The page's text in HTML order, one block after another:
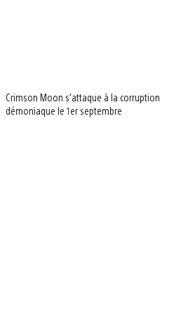
Crimson Moon s’attaque à la corruption
démoniaque le 1er septembre